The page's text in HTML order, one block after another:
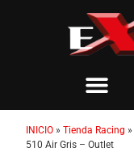
INICIO » Tienda Racing »
510 Air Gris – Outlet